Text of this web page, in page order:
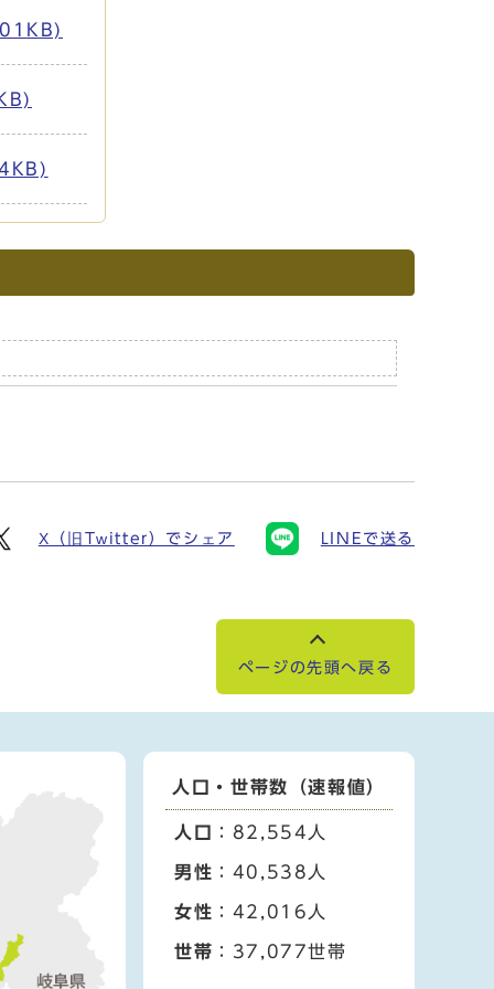
X（旧Twitter）でシェア LINEで送る
ページの先頭へ戻る
人口・世帯数（速報値）
人口 ：82,554人
男性 ：40,538人
女性 ：42,016人
世帯 ：37,077世帯